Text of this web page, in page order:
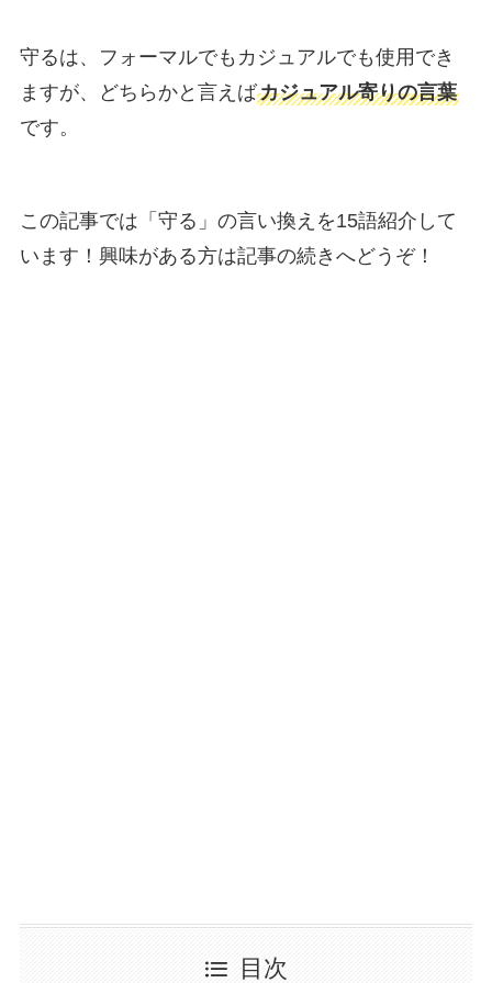
守るは、フォーマルでもカジュアルでも使用でき
ますが、どちらかと言えばカジュアル寄りの言葉
です。
この記事では「守る」の言い換えを15語紹介して
います！興味がある方は記事の続きへどうぞ！
目次